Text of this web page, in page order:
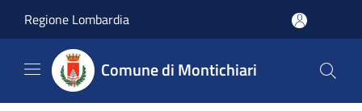
Regione Lombardia
Comune di Montichiari